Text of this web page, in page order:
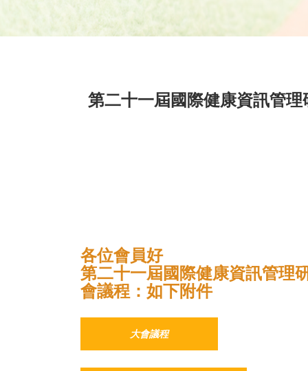
第二十一屆國際健康資訊管
各位會員好
第二十一屆國際健康資訊管理
會議程：如下附件
大會議程